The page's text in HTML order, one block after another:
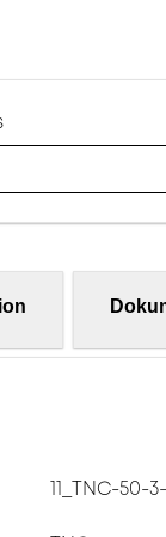
11_TNC-50-3-